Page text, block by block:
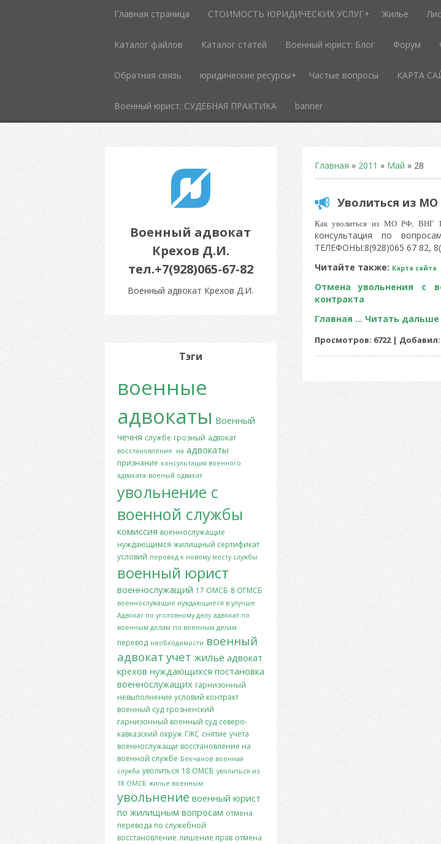
Главная страница СТОИМОСТЬ ЮРИДИЧЕСКИХ УСЛУГ Жилье
Каталог файлов Каталог статей Военный юрист: Блог Форум
Обратная связь юридические ресурсы Частые вопросы КАРТА
Военный юрист: СУДЕБНАЯ ПРАКТИКА banner
Военный адвокат
Крехов Д.И.
тел.+7(928)065-67-82
Военный адвокат Крехов Д.И.
Главная » 2011 » Май » 28
Уволиться из
Как уволиться из МО РФ, ВНГ
консультация по
ТЕЛЕФОНЫ:8(928)065 67 82,
Читайте также: Карта сайта
Отмена увольнения с
контракта
Главная ... Читать дальше
Просмотров: 6722 | Добавил:
Тэги
военные
адвокаты Военный
чечня службе грозный адвокат
восстановление. на адвокаты
признание консультация военного
адваката военый одвакат
увольнение с
военной службы
комиссия военнослужащие
нуждающимся жилищный сертификат
условий перевод к новому месту службы
военный юрист
военнослужащий 17 ОМСБ 8 ОГМСБ
военнослужащие нуждающиеся в улучше
Адвокат по уголовному делу адвокат по
военным делам по военным делам
перевод необходимости военный
адвокат учет жилье адвокат
крехов нуждающихся постановка
военнослужащих гарнизонный
невыполнение условий контракт
военный суд грозненский
гарнизонный военный суд северо-
кавказский окруж ГЖС снятие учета
военнослужащи восстановление на
военной службе Бекчанов военная
служба уволиться 18 ОМСБ уволиться из
18 ОМСБ жилье военным
увольнение военный юрист
по жилищным вопросам отмена
перевода по служебной
восстановление лишение прав отмена